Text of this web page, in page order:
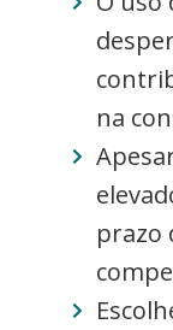
na
prazo